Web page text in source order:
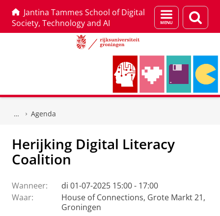
Jantina Tammes School of Digital
Society, Technology and AI
Menu
en
Agenda
Herijking Digital Literacy
Coalition
Wanneer:
di 01-07-2025 15:00 - 17:00
Waar:
House of Connections, Grote Markt 21,
Groningen